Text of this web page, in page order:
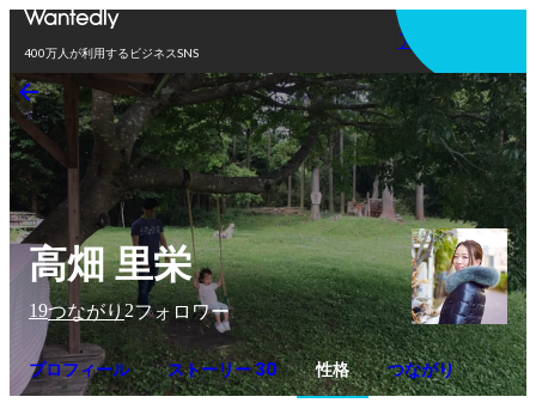
400万人が利用するビジネスSNS
アプリを使う
高畑 里栄
19つながり2フォロワー
プロフィール ストーリー 30 性格 つながり